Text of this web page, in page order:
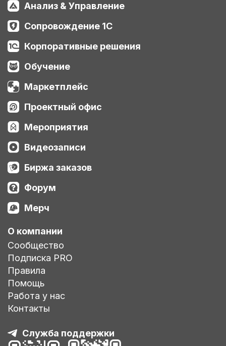
Анализ & Управление
Сопровождение 1С
Корпоративные решения
Обучение
Маркетплейс
Проектный офис
Мероприятия
Видеозаписи
Биржа заказов
Форум
Мерч
О компании
Сообщество
Подписка PRO
Правила
Помощь
Работа у нас
Контакты
Служба поддержки